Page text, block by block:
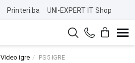
Printeri.ba UNI-EXPERT IT Shop
Video igre PS5 IGRE